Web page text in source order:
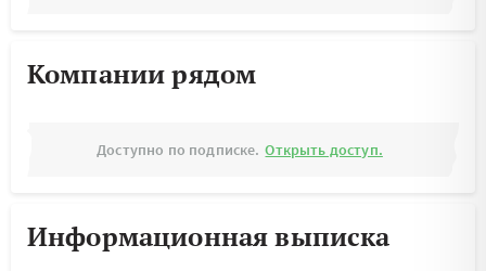
Компании рядом
Доступно по подписке. Открыть доступ.
Информационная выписка